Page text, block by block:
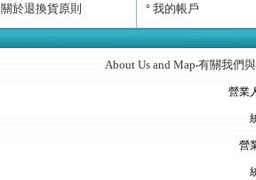
關於退換貨原則 ° 我的帳戶
About Us and Map‧有關我們
營業
營